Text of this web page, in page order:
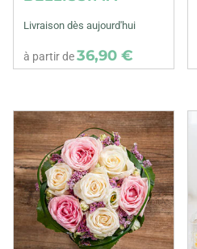
Livraison dès aujourd'hui
à partir de36,90 €